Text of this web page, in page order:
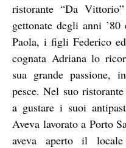
ristorante “Da
gettonate degli anni
Paola, i figli Federico
cognata Adriana lo
sua grande
pesce. Nel suo
a gustare i suoi
Aveva lavorato a Porto
aveva aperto il